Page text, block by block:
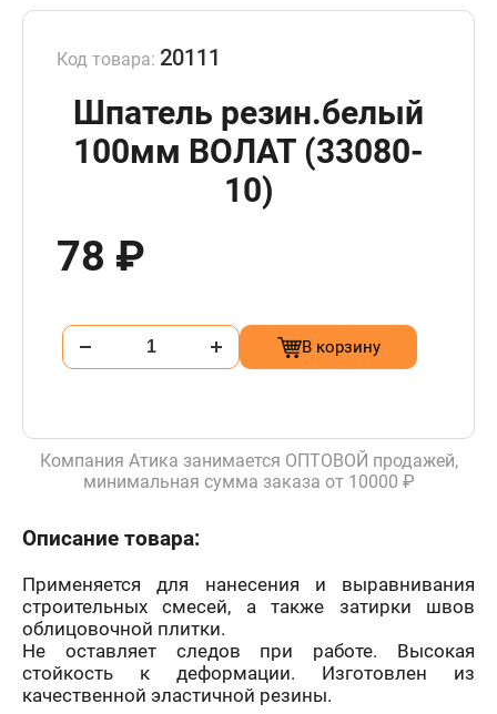
Код товара: 20111
Шпатель резин.белый
100мм ВОЛАТ (33080-
10)
78 ₽
В корзину
Компания Атика занимается ОПТОВОЙ продажей,
минимальная сумма заказа от 10000 ₽
Описание товара:
Применяется для нанесения и выравнивания
строительных смесей, а также затирки швов
облицовочной плитки.
Не оставляет следов при работе. Высокая
стойкость к деформации. Изготовлен из
качественной эластичной резины.